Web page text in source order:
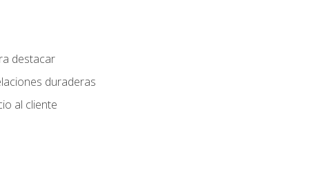
destacar
duraderas
al cliente